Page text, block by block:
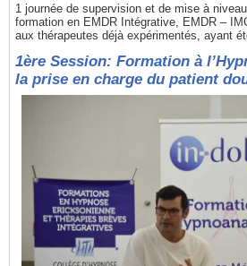
1 journée de supervision et de mise à
formation en EMDR Intégrative, EMDR –
aux thérapeutes déjà expérimentés, ayant
1ère Session: Formation à
la prise en charge du patient